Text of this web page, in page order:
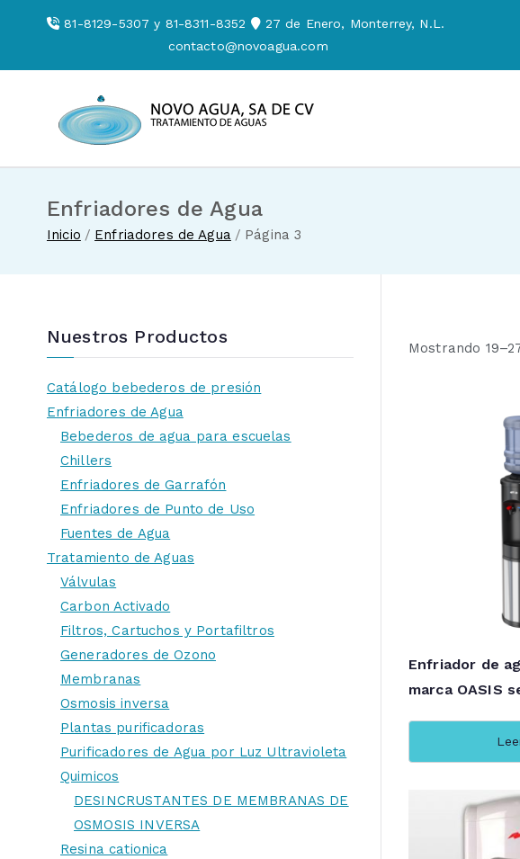
81-8129-5307 y 81-8311-8352
27 de Enero, Monterrey, N.L.
contacto@novoagua.com
Venta de enfriadores de agua
Enfriadores de Agua
Inicio Enfriadores de Agua Página 3
Mostrando
Enfriador de
marca OASIS
Nuestros Productos
Catálogo bebederos de presión
Enfriadores de Agua
Bebederos de agua para escuelas
Chillers
Enfriadores de Garrafón
Enfriadores de Punto de Uso
Fuentes de Agua
Tratamiento de Aguas
Válvulas
Carbon Activado
Filtros, Cartuchos y Portafiltros
Generadores de Ozono
Membranas
Osmosis inversa
Plantas purificadoras
Purificadores de Agua por Luz Ultravioleta
Quimicos
DESINCRUSTANTES DE MEMBRANAS DE
OSMOSIS INVERSA
Resina cationica